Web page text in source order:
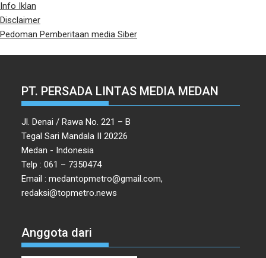
Info Iklan
Disclaimer
Pedoman Pemberitaan media Siber
PT. PERSADA LINTAS MEDIA MEDAN
Jl. Denai / Rawa No. 221 – B
Tegal Sari Mandala II 20226
Medan - Indonesia
Telp : 061 – 7350474
Email : medantopmetro@gmail.com,
redaksi@topmetro.news
Anggota dari